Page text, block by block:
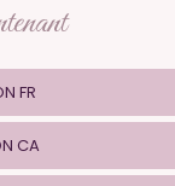
FR
CA